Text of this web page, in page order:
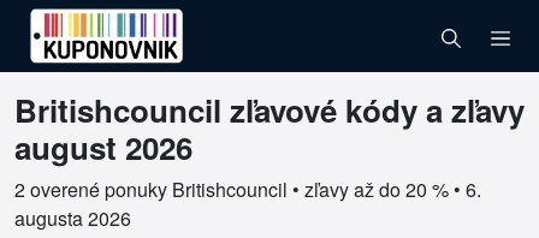
Britishcouncil zľavové kódy a zľavy
august 2026
2 overené ponuky Britishcouncil • zľavy až do 20 % • 6.
augusta 2026
Overené kupóny pre Britishcouncil